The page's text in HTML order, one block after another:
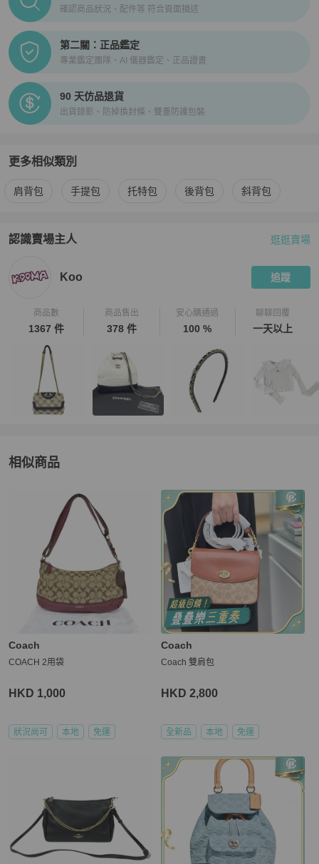
確認商品狀況、配件等 符合頁面描述
第二關：正品鑑定
專業鑑定團隊、AI 儀器鑑定、正品證書
90 天仿品退貨
出貨錄影、防掉換封條、雙重防護包裝
更多相似類別
更多Coach 女包相似商品推薦
肩背包 手提包 托特包 後背包 斜背包
認識賣場主人
PopChill 拍拍圈嚴選賣家
逛逛賣場
Koo 追蹤
商品數
1367 件
商品售出
378 件
安心購通過
100 %
聊聊回覆
一天以上
相似商品
Coach
COACH 2用袋
HKD 1,000
狀況尚可 本地 免運
Coach
Coach 雙肩包
HKD 2,800
全新品 本地 免運